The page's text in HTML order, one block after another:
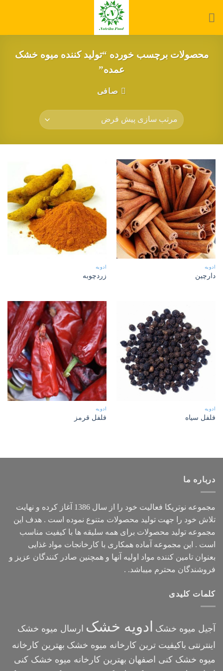
محصولات برچسب خورده “تولید کننده میوه خشک
عمده”
صافی
ادویه
دارچین
ادویه
زردچوبه
ادویه
فلفل سیاه
ادویه
فلفل قرمز
درباره ما
مجموعه نوتریکا
فعالیت خود را از سال 1386 آغاز کرده و نهایت
تلاش خود را جهت تولید محصولات متنوع نموده است . هدف این
مجموعه تولید محصولات برای همه سلیقه ها با کیفیت مناسب
است . این مجموعه آماده همکاری با کارخانجات مواد غذایی
بعنوان تامین کننده مواد اولیه آنها و همچنین صادر کنندگان عزیز و
فروشندگان محترم میباشد. .
کلمات کلیدی
آجیل میوه خشک ادویه خشک ارسال میوه خشک
اینترنتی باکیفیت ترین کارخانه میوه خشک بهترین کارخانه
میوه خشک کنی اصفهان بهترین کارخانه میوه خشک کنی